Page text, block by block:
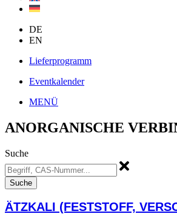
DE
EN
Lieferprogramm
Eventkalender
MENÜ
ANORGANISCHE
Suche
Suche
ÄTZKALI (FESTSTOFF,